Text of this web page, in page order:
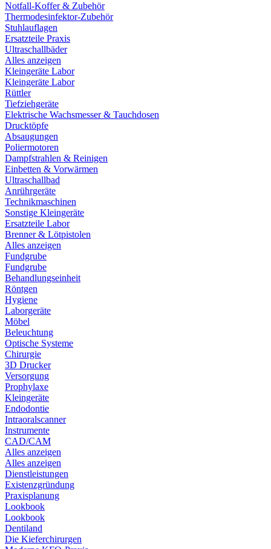
Notfall-Koffer & Zubehör
Thermodesinfektor-Zubehör
Stuhlauflagen
Ersatzteile Praxis
Ultraschallbäder
Alles anzeigen
Kleingeräte Labor
Kleingeräte Labor
Rüttler
Tiefziehgeräte
Elektrische Wachsmesser & Tauchdosen
Drucktöpfe
Absaugungen
Poliermotoren
Dampfstrahlen & Reinigen
Einbetten & Vorwärmen
Ultraschallbad
Anrührgeräte
Technikmaschinen
Sonstige Kleingeräte
Ersatzteile Labor
Brenner & Lötpistolen
Alles anzeigen
Fundgrube
Fundgrube
Behandlungseinheit
Röntgen
Hygiene
Laborgeräte
Möbel
Beleuchtung
Optische Systeme
Chirurgie
3D Drucker
Versorgung
Prophylaxe
Kleingeräte
Endodontie
Intraoralscanner
Instrumente
CAD/CAM
Alles anzeigen
Alles anzeigen
Dienstleistungen
Existenzgründung
Praxisplanung
Lookbook
Lookbook
Dentiland
Die Kieferchirurgen